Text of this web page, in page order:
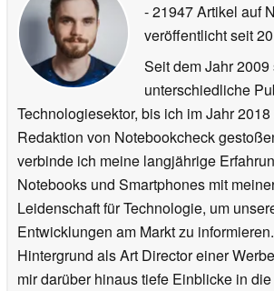
- 21947 Artikel auf
veröffentlichtseit
Seit dem Jahr
unterschiedliche
Technologiesektor, bis ich im Jahr
Redaktion von Notebookcheck
verbinde ich meine langjährige
Notebooks und Smartphones mit
Leidenschaft für Technologie, um
Entwicklungen am Markt zu
Hintergrund als Art Director einer
mir darüber hinaus tiefe Einblicke in